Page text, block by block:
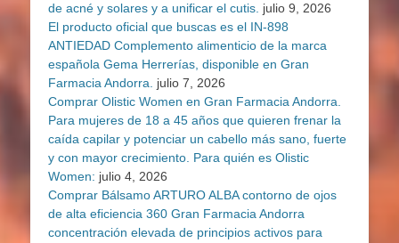
de acné y solares y a unificar el cutis. julio 9, 2026
El producto oficial que buscas es el IN-898
ANTIEDAD Complemento alimenticio de la marca
española Gema Herrerías, disponible en Gran
Farmacia Andorra. julio 7, 2026
Comprar Olistic Women en Gran Farmacia Andorra.
Para mujeres de 18 a 45 años que quieren frenar la
caída capilar y potenciar un cabello más sano, fuerte
y con mayor crecimiento. Para quién es Olistic
Women: julio 4, 2026
Comprar Bálsamo ARTURO ALBA contorno de ojos
de alta eficiencia 360 Gran Farmacia Andorra
concentración elevada de principios activos para